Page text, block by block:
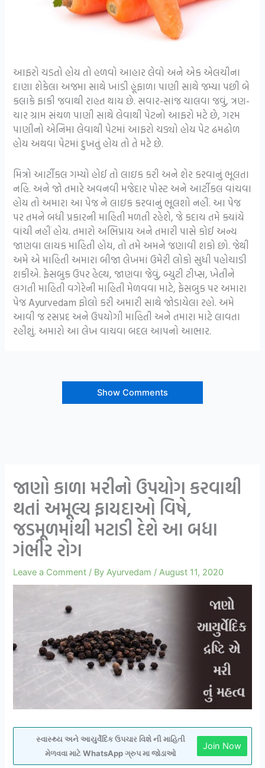
આફરો ચડતો હોય તો હળવો આહાર લેવો અને એક એલચીના
દાણા શેકેલા અજમા સાથે ખાંડી હૂંફાળા પાણી સાથે જમ્યા પછી બે
કલાકે ફાકી જવાથી રાહત થાય છે. સવાર-સાંજ ચાલવા જવું, ત્રણ-
ચાર ગ્રામ સંચળ પાણી સાથે લેવાથી પેટનો આફરો મટે છે, ગરમ
પાણીનો એનિમા લેવાથી પેટમાં આફરો ચડ્યો હોય પેટ ઢમઢોળ
હોય અથવા પેટમાં દુખતું હોય તો તે મટે છે.
મિત્રો આર્ટીકલ ગમ્યો હોઈ તો લાઇક કરી અને શેર કરવાનું ભૂલતા
નહિ. અને જો તમારે અવનવી મજેદાર પોસ્ટ અને આર્ટીકલ વાંચવા
હોય તો અમારા આ પેજ ને લાઇક કરવાનું ભૂલશો નહીં. આ પેજ
પર તમને બધી પ્રકારની માહિતી મળતી રહેશે, જે કદાચ તમે ક્યાંયે
વાંચી નહીં હોય. તમારો અભિપ્રાય અને તમારી પાસે કોઈ અન્ય
જાણવા લાયક માહિતી હોય, તો તમે અમને જણાવી શકો છો. જેથી
અમે એ માહિતી અમારા બીજા લેખમાં ઉમેરી લોકો સુધી પહોચાડી
શકીએ. ફેસબુક ઉપર હેલ્થ, જાણવા જેવું, બ્યુટી ટીપ્સ, ખેતીને
લગતી માહિતી વગેરેની માહિતી મેળવવા માટે, ફેસબુક પર અમારા
પેજ Ayurvedam ફોલો કરી અમારી સાથે જોડાયેલા રહો. અમે
આવી જ રસપ્રદ અને ઉપયોગી માહિતી અને તમારા માટે લાવતા
રહીશું. અમારો આ લેખ વાચવા બદલ આપનો આભાર.
Show Comments
જાણો કાળા મરીનો ઉપયોગ કરવાથી
થતાં અમૂલ્ય ફાયદાઓ વિષે,
જડમૂળમાંથી મટાડી દેશે આ બધા
ગંભીર રોગ
Leave a Comment / By Ayurvedam / August 11, 2020
સ્વાસ્થ્ય અને આયુર્વેદિક ઉપચાર વિશે ની માહિતી
મેળવવા માટે WhatsApp ગ્રુપ મા જોડાઓ
Join Now